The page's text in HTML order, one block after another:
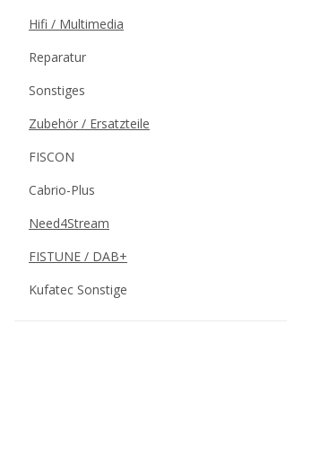
Hifi / Multimedia
Reparatur
Sonstiges
Zubehör / Ersatzteile
FISCON
Cabrio-Plus
Need4Stream
FISTUNE / DAB+
Kufatec Sonstige